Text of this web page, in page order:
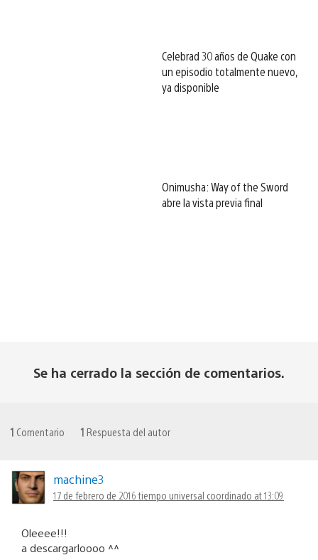
Celebrad 30 años de Quake con
un episodio totalmente nuevo,
ya disponible
Onimusha: Way of the Sword
abre la vista previa final
Se ha cerrado la sección de comentarios.
1 Comentario 1 Respuesta del autor
machine3
17 de febrero de 2016 tiempo universal coordinado at 13:09
Oleeee!!!
a descargarloooo ^^